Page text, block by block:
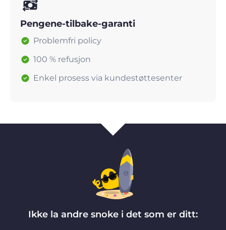
Pengene-tilbake-garanti
Problemfri policy
100 % refusjon
Enkel prosess via kundestøttesenter
Ikke la andre snoke i det som er ditt: